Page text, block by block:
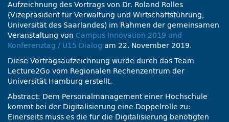
Aufzeichnung des Vortrags von Dr. Roland Rolles
(Vizepräsident für Verwaltung und Wirtschaftsführung,
Universität des Saarlandes) im Rahmen der gemeinsamen
Veranstaltung von Campus Innovation 2019 und
Konferenztag / U15 Dialog am 22. November 2019.
Diese Vortragsaufzeichnung wurde durch das Team
Lecture2Go vom Regionalen Rechenzentrum der
Universität Hamburg erstellt.
Abstract: Dem Personalmanagement einer Hochschule
kommt bei der Digitalisierung eine Doppelrolle zu:
Einerseits muss es die für die Digitalisierung benötigten